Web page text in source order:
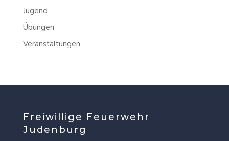
Jugend
Übungen
Veranstaltungen
Freiwillige Feuerwehr
Judenburg